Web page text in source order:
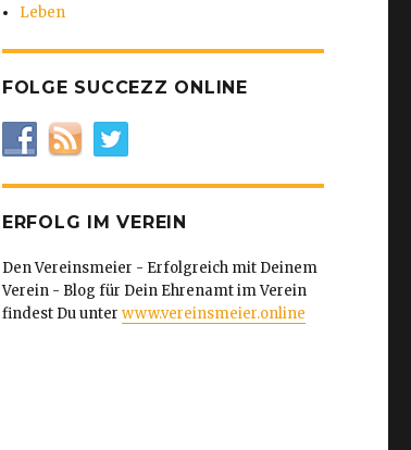
Leben
FOLGE SUCCEZZ ONLINE
ERFOLG IM VEREIN
Den Vereinsmeier - Erfolgreich mit Deinem
Verein - Blog für Dein Ehrenamt im Verein
findest Du unter www.vereinsmeier.online